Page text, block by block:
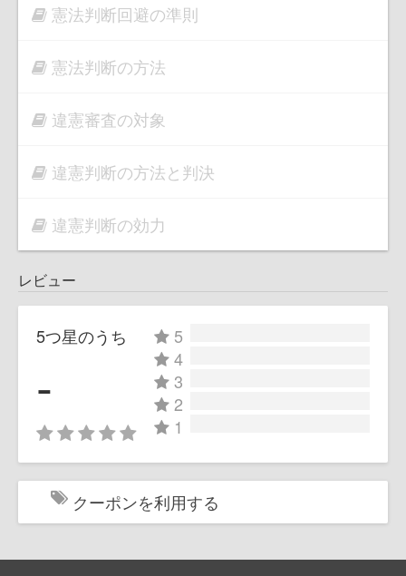
憲法判断回避の準則
憲法判断の方法
違憲審査の対象
違憲判断の方法と判決
違憲判断の効力
レビュー
5つ星のうち
-
5
4
3
2
1
クーポンを利用する